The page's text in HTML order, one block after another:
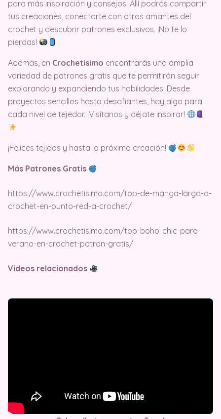
para más inspiración y consejos. Allí podrás compartir
tus creaciones, conectarte con otros amantes del
crochet y descubrir patrones exclusivos. ¡No te lo
pierdas!
Además, en Crochetisimo encontrarás una amplia
variedad de patrones gratis que te permitirán seguir
explorando y expandiendo tus habilidades. Desde
proyectos sencillos hasta desafiantes, hay algo para
cada nivel de tejedor. ¡Visítanos y déjate inspirar!
¡Felices tejidos y hasta la próxima creación!
Más Patrones Gratis
https://www.crochetisimo.com/top-de-manga-larga-a-
crochet-en-punto-red-a-crochet/
https://www.crochetisimo.com/top-boho-chic-para-
verano-en-crochet-patron-gratis/
Videos relacionados